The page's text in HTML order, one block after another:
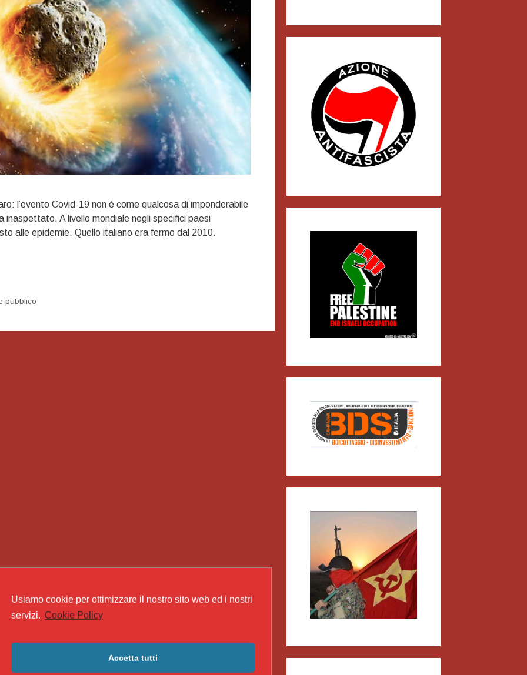
l’evento Covid-19 non è come qualcosa di imponderabile
inaspettato. A livello mondiale negli specifici paesi
alle epidemie. Quello italiano era fermo dal 2010.
pubblico
Usiamo cookie per ottimizzare il nostro sito web ed i nostri
servizi. Cookie Policy
Accetta tutti